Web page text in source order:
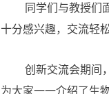
同学们与教授们
十分感兴趣，交流轻
创新交流会期间
为大家一一介绍了生